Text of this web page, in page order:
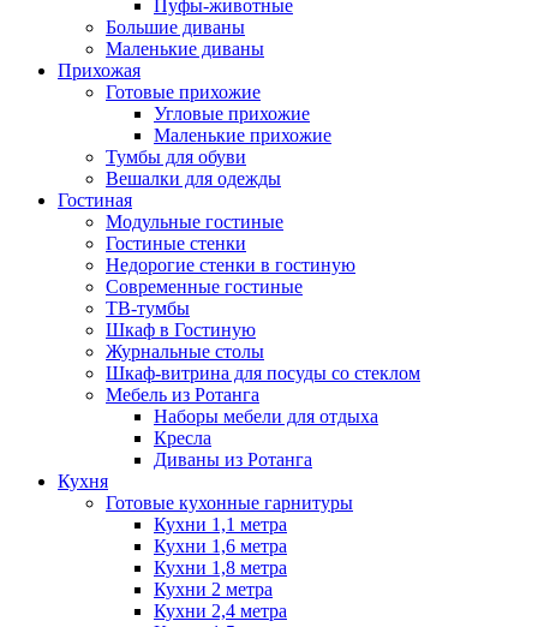
Пуфы-животные
Большие диваны
Маленькие диваны
Прихожая
Готовые прихожие
Угловые прихожие
Маленькие прихожие
Тумбы для обуви
Вешалки для одежды
Гостиная
Модульные гостиные
Гостиные стенки
Недорогие стенки в гостиную
Современные гостиные
ТВ-тумбы
Шкаф в Гостиную
Журнальные столы
Шкаф-витрина для посуды со стеклом
Мебель из Ротанга
Наборы мебели для отдыха
Кресла
Диваны из Ротанга
Кухня
Готовые кухонные гарнитуры
Кухни 1,1 метра
Кухни 1,6 метра
Кухни 1,8 метра
Кухни 2 метра
Кухни 2,4 метра